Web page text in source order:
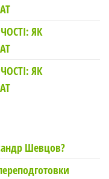
ЯК
ЯК
Шевцов?